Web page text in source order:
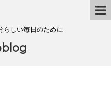
しい毎日のために